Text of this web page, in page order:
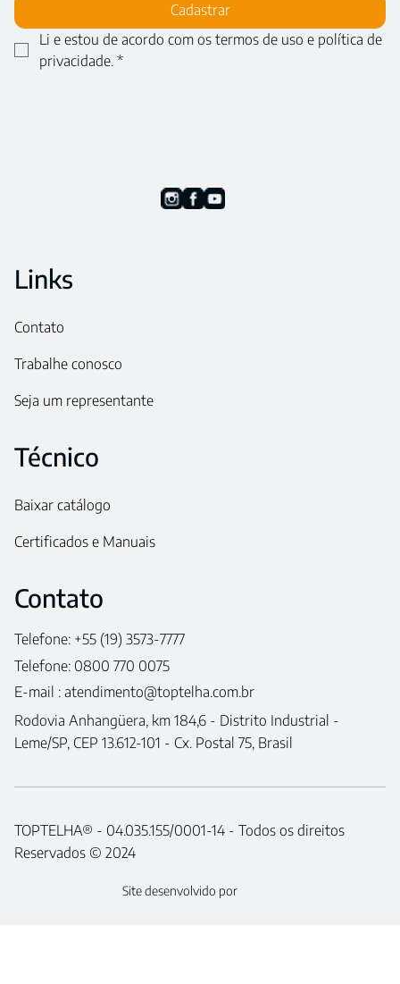
Cadastrar
Li e estou de acordo com os termos de uso e política de
privacidade. *
Técnico
Baixar catálogo
Certificados e Manuais
Links
Contato
Trabalhe conosco
Seja um representante
Contato
Telefone: +55 (19) 3573-7777
Telefone: 0800 770 0075
E-mail : atendimento@toptelha.com.br
Rodovia Anhangüera, km 184,6 - Distrito Industrial -
Leme/SP, CEP 13.612-101 - Cx. Postal 75, Brasil
TOPTELHA® - 04.035.155/0001-14 - Todos os direitos
Reservados © 2024
Site desenvolvido por